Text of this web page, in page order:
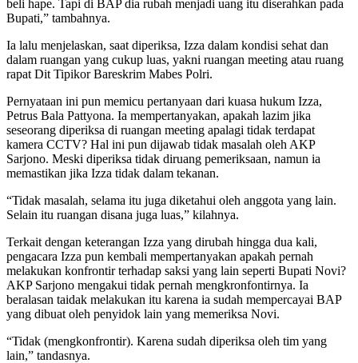
beli hape. Tapi di BAP dia rubah menjadi uang itu diserahkan pada
Bupati,” tambahnya.
Ia lalu menjelaskan, saat diperiksa, Izza dalam kondisi sehat dan
dalam ruangan yang cukup luas, yakni ruangan meeting atau ruang
rapat Dit Tipikor Bareskrim Mabes Polri.
Pernyataan ini pun memicu pertanyaan dari kuasa hukum Izza,
Petrus Bala Pattyona. Ia mempertanyakan, apakah lazim jika
seseorang diperiksa di ruangan meeting apalagi tidak terdapat
kamera CCTV? Hal ini pun dijawab tidak masalah oleh AKP
Sarjono. Meski diperiksa tidak diruang pemeriksaan, namun ia
memastikan jika Izza tidak dalam tekanan.
“Tidak masalah, selama itu juga diketahui oleh anggota yang lain.
Selain itu ruangan disana juga luas,” kilahnya.
Terkait dengan keterangan Izza yang dirubah hingga dua kali,
pengacara Izza pun kembali mempertanyakan apakah pernah
melakukan konfrontir terhadap saksi yang lain seperti Bupati Novi?
AKP Sarjono mengakui tidak pernah mengkronfontirnya. Ia
beralasan taidak melakukan itu karena ia sudah mempercayai BAP
yang dibuat oleh penyidok lain yang memeriksa Novi.
“Tidak (mengkonfrontir). Karena sudah diperiksa oleh tim yang
lain,” tandasnya.